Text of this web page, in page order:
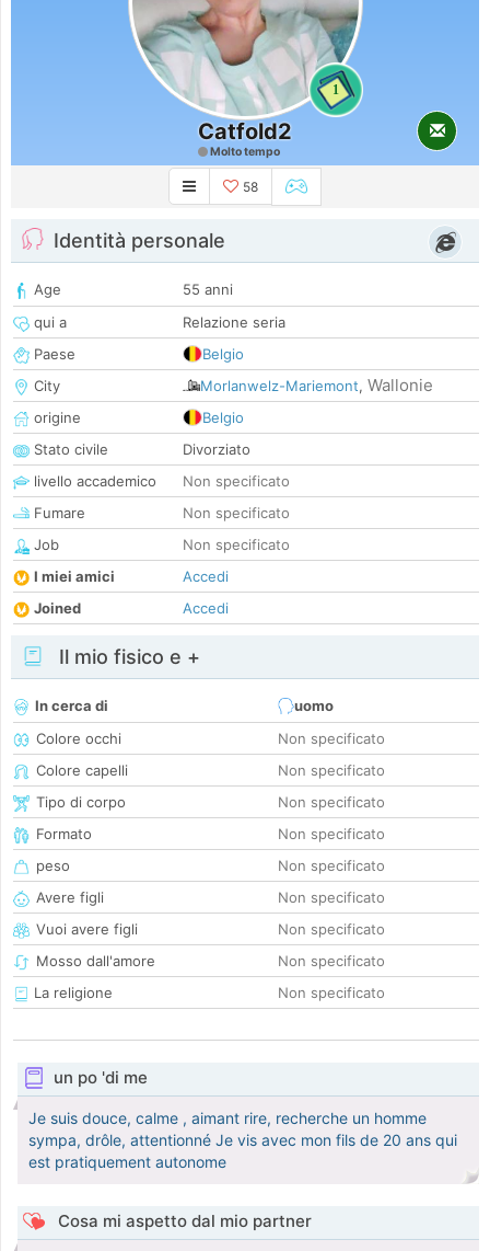
1
Catfold2
Molto tempo
58
Identità personale
Age
55 anni
qui a
Relazione seria
Paese
Belgio
City
Morlanwelz-Mariemont, Wallonie
origine
Belgio
Stato civile
Divorziato
livello accademico
Non specificato
Fumare
Non specificato
Job
Non specificato
I miei amici
Accedi
Joined
Accedi
Il mio fisico e +
In cerca di
uomo
Colore occhi
Non specificato
Colore capelli
Non specificato
Tipo di corpo
Non specificato
Formato
Non specificato
peso
Non specificato
Avere figli
Non specificato
Vuoi avere figli
Non specificato
Mosso dall'amore
Non specificato
La religione
Non specificato
un po 'di me
Je suis douce, calme , aimant rire, recherche un homme
sympa, drôle, attentionné Je vis avec mon fils de 20 ans qui
est pratiquement autonome
Cosa mi aspetto dal mio partner